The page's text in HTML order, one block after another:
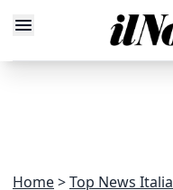
Home Top News